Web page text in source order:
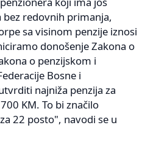
redovnih primanja,
sa visinom penzije iznosi
donošenje Zakona o
o penzijskom i
Bosne i
najniža penzija za
KM. To bi značilo
22 posto", navodi se u